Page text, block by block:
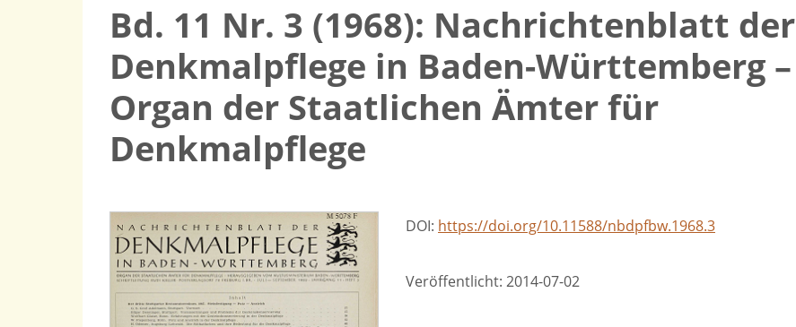
Bd. 11 Nr. 3 (1968): Nachrichtenblatt der
Denkmalpflege in Baden-Württemberg –
Organ der Staatlichen Ämter für
Denkmalpflege
DOI: https://doi.org/10.11588/nbdpfbw.1968.3
Veröffentlicht: 2014-07-02